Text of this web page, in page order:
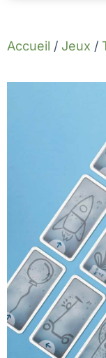
Accueil / Jeux /